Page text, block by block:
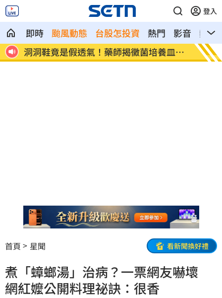
登入
即時 颱風動態 台股怎投資 熱門 影音
熱搜
洞洞鞋竟是假透氣！藥師揭黴菌培養皿真
相
遭蔡
文
首頁 星聞 看新聞換好禮
煮「蟑螂湯」治病？一票網友嚇壞
網紅嬤公開料理祕訣：很香